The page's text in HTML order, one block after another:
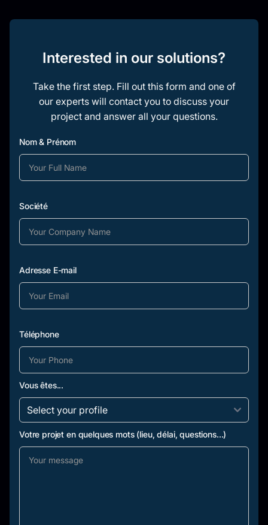
Interested in our solutions?
Take the first step. Fill out this form and one of
our experts will contact you to discuss your
project and answer all your questions.
Nom & Prénom
Société
Adresse E-mail
Téléphone
Vous êtes...
Votre projet en quelques mots (lieu, délai, questions...)